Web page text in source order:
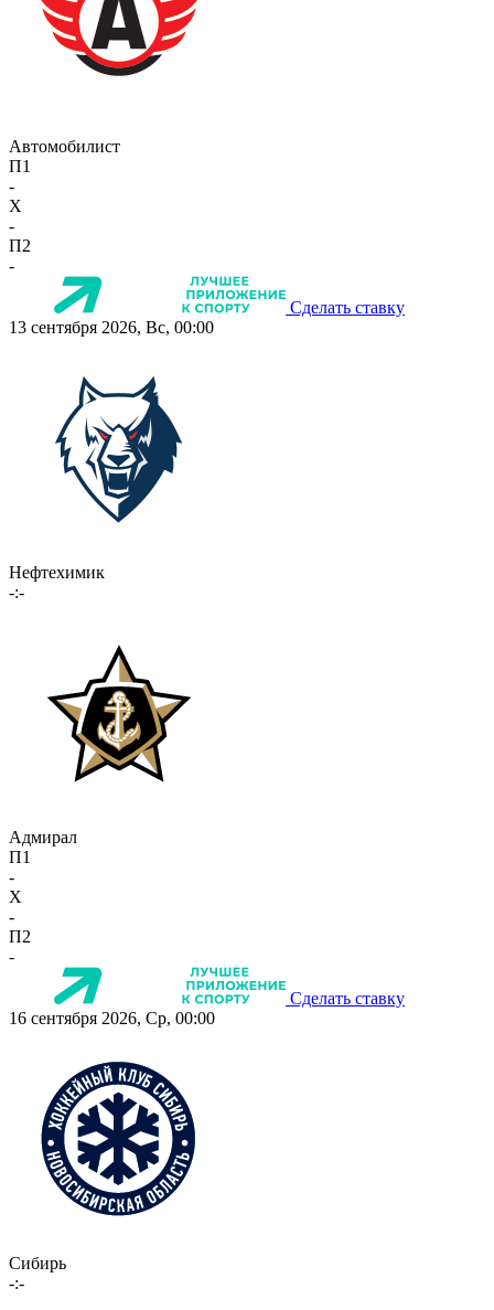
Автомобилист
П1
-
X
-
П2
-
Сделать ставку
13 сентября 2026, Вс, 00:00
Нефтехимик
-:-
Адмирал
П1
-
X
-
П2
-
Сделать ставку
16 сентября 2026, Ср, 00:00
Сибирь
-:-